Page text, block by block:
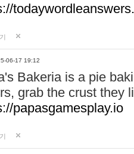
06-17 19:12
Bakeria is a pie
grab the crust they
papasgamesplay.io